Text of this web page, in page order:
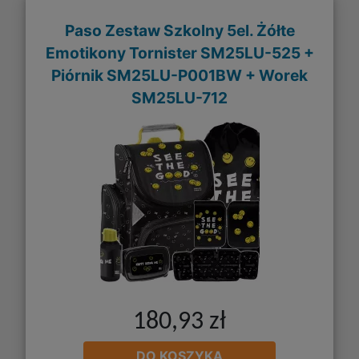
Paso Zestaw Szkolny 5el. Żółte
Emotikony Tornister SM25LU-525 +
Piórnik SM25LU-P001BW + Worek
SM25LU-712
180,93 zł
DO KOSZYKA